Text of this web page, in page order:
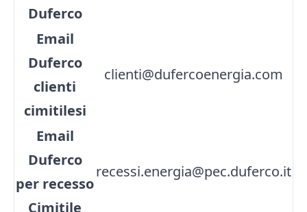
Duferco
Email
Duferco
clienti
cimitilesi
clienti@dufercoenergia.com
Email
Duferco
per recesso
Cimitile
recessi.energia@pec.duferco.it